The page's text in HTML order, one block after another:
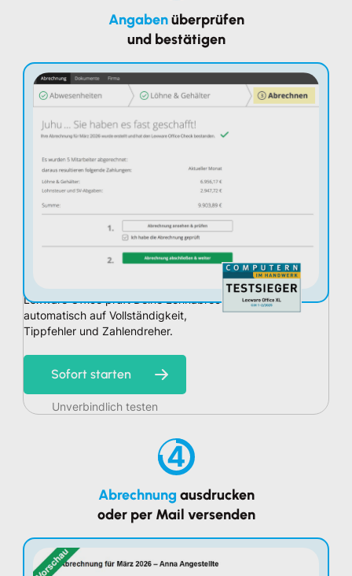
Angabenüberprüfen
und bestätigen
Lexware Office prüft Deine Lohnabrechnung
automatisch auf Vollständigkeit,
Tippfehler und Zahlendreher.
Sofort starten
Unverbindlich testen
4
Abrechnung ausdrucken
oder per Mail versenden